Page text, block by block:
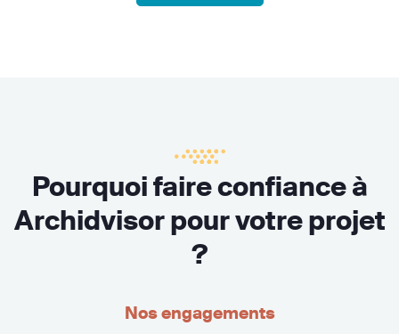
Pourquoi faire confiance à
Archidvisor pour votre projet
?
Nos engagements